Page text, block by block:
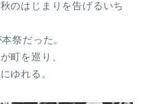
のはじまりを告げるいち
祭だった。
町を巡り、
ゆれる。